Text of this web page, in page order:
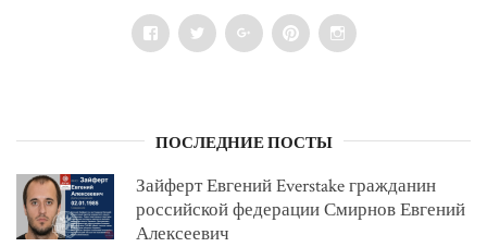
FacebookTwitter Google+PinterestInstagram
ПОСЛЕДНИЕ ПОСТЫ
Зайферт Евгений Everstake гражданин
российской федерации Смирнов Евгений
Алексеевич